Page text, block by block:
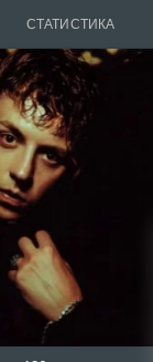
СТАТИСТИКА